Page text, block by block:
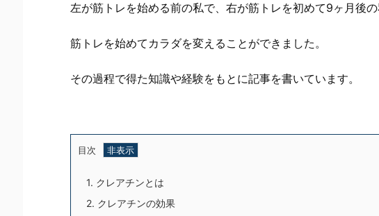
左が筋トレを始める前の私で、右が筋トレを初めて9ヶ月後の
筋トレを始めてカラダを変えることができました。
その過程で得た知識や経験をもとに記事を書いています。
目次
1. クレアチンとは
2. クレアチンの効果